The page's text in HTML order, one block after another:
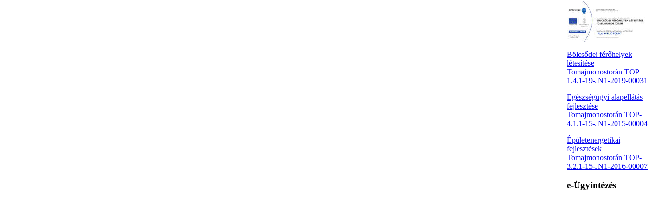
Bölcsődei férőhelyek
létesítése
Tomajmonostorán TOP-
1.4.1-19-JN1-2019-00031
Egészségügyi alapellátás
fejlesztése
Tomajmonostorán TOP-
4.1.1-15-JN1-2015-00004
Épületenergetikai
fejlesztések
Tomajmonostorán TOP-
3.2.1-15-JN1-2016-00007
e-Ügyintézés